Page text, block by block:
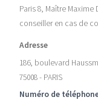
Paris 8, Maître
conseiller en cas de
Adresse
186, boulevard
75008 - PARIS
Numéro de